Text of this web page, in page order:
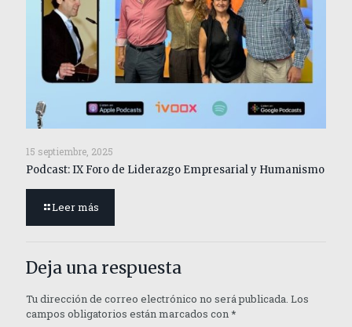
15 septiembre, 2025
Podcast: IX Foro de Liderazgo Empresarial y Humanismo
Leer más
Deja una respuesta
Tu dirección de correo electrónico no será publicada. Los
campos obligatorios están marcados con*